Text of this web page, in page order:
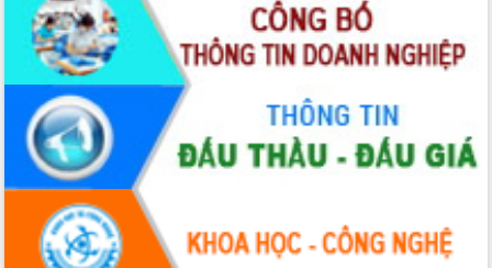
Thứ trưởng Bộ Y tế làm việc với tỉnh
Đắk Lắk về phát triển nhân lực y tế
cho trạm y tế cấp xã
Du lịch Đắk Lắk nâng tầm trải nghiệm
du khách thông qua Hệ thống cơ sở dữ
liệu và Bản đồ số
Tập huấn ứng dụng trí tuệ nhân tạo (AI)
trong thương mại điện tử năm 2026
Đoàn đại biểu Quốc hội tỉnh Đắk Lắk
trao đổi thông tin trước Kỳ họp thứ
nhất, Quốc hội khóa XVI